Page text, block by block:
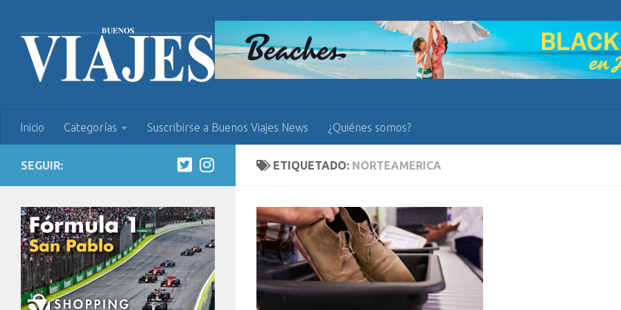
Inicio Categorías Suscribirse a Buenos Viajes News ¿Quiénes somos?
ETIQUETADO: NORTEAMERICA
SEGUIR: